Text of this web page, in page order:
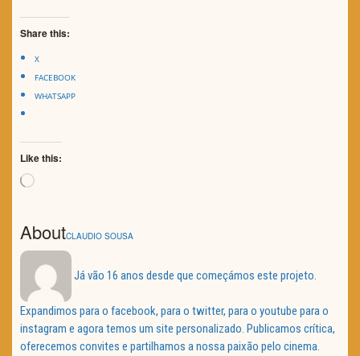
Share this:
X
FACEBOOK
WHATSAPP
Like this:
Loading…
AboutCLAUDIO SOUSA
Já vão 16 anos desde que começámos este projeto.
Expandimos para o facebook, para o twitter, para o youtube para o
instagram e agora temos um site personalizado. Publicamos crítica,
oferecemos convites e partilhamos a nossa paixão pelo cinema.